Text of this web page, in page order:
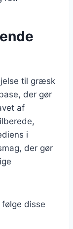
til græsk
der gør
af
i
der gør
disse